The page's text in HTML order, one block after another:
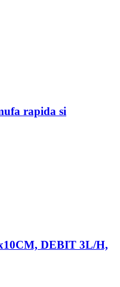
rapida si
DEBIT 3L/H,